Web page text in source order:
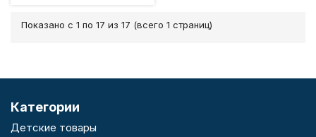
Показано с 1 по 17 из 17 (всего 1 страниц)
Категории
Детские товары